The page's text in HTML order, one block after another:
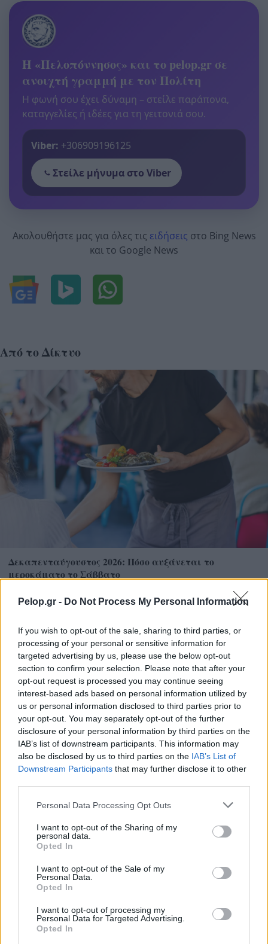
Pelop.gr - Do Not Process My Personal Information
If you wish to opt-out of the sale, sharing to third parties, or
processing of your personal or sensitive information for
targeted advertising by us, please use the below opt-out
section to confirm your selection. Please note that after your
opt-out request is processed you may continue seeing
interest-based ads based on personal information utilized by
us or personal information disclosed to third parties prior to
your opt-out. You may separately opt-out of the further
disclosure of your personal information by third parties on the
IAB’s list of downstream participants. This information may
also be disclosed by us to third parties on the IAB’s List of
Downstream Participants that may further disclose it to other
Please note that this website/app uses one or more Google
not limited to your visit or usage behaviour. You may click to
grant or deny consent to Google and its third-party tags to
use your data for below specified purposes in below Google
consent section.
Personal Data Processing Opt Outs
I want to opt-out of the Sharing of my
personal data.
Opted In
I want to opt-out of the Sale of my
Personal Data.
Opted In
I want to opt-out of processing my
Personal Data for Targeted Advertising.
Opted In
Η «Πελοπόννησος» και το pelop.gr σε
ανοιχτή γραμμή με τον Πολίτη
Η φωνή σου έχει δύναμη – στείλε παράπονα,
καταγγελίες ή ιδέες για τη γειτονιά σου.
Viber: +306909196125
Στείλε μήνυμα στο Viber
Ακολουθήστε μας για όλες τις ειδήσεις στο Bing News
και το Google News
Από το Δίκτυο
Δεκαπενταύγουστος 2026: Πόσο αυξάνεται το
μεροκάματο το Σάββατο
Η Meta παραδέχεται παραβίαση από AI μοντέλο της